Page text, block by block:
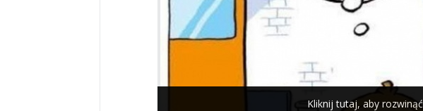
Kliknij tutaj, aby rozwinąć